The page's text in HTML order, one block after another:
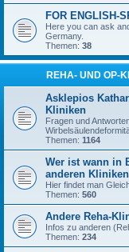
FOR ENGLISH-
Here you can ask
Germany.
Themen: 38
REHA- UND OP-
Asklepios
Kliniken
Fragen und
Themen: 1164
Wer ist wann in
anderen Kliniken
Hier findet man
Themen: 560
Andere Reha-
Infos zu anderen
Themen: 234